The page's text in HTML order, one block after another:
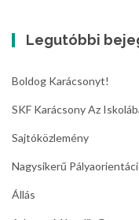
Legutóbbi
Boldog Karácsonyt!
SKF Karácsony Az
Sajtóközlemény
Nagysikerű
Állás